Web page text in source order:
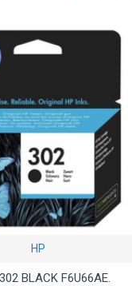
HP
BLACK F6U66AE.